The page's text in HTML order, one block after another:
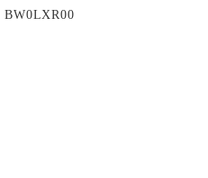
BW0LXR00